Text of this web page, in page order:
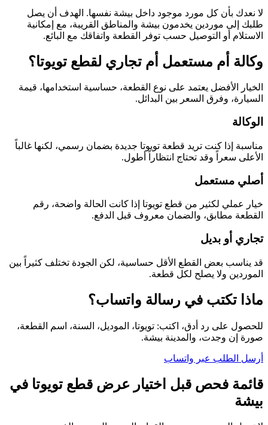
لا نعدك بأن كل مورد موجود داخل بيشة نفسها. الهدف أن يصل
طلبك إلى موردين يخدمون بيشة والمناطق القريبة، مع إمكانية
الاستلام أو التوصيل حسب توفر القطعة واتفاقك مع البائع.
وكالة أم مستعمل أم تجاري لقطع تويوتا؟
الخيار الأفضل يعتمد على نوع القطعة، حساسية استخدامها، قيمة
السيارة، وفرق السعر بين البدائل.
الوكالة
مناسبة إذا كنت تريد قطعة تويوتا جديدة بضمان رسمي، لكنها غالباً
الأعلى سعراً وقد تحتاج انتظاراً أطول.
أصلي مستعمل
خيار عملي لكثير من قطع تويوتا إذا كانت الحالة واضحة، رقم
القطعة مطابق، والضمان معروف قبل الدفع.
تجاري أو بديل
قد يناسب بعض القطع الأقل حساسية، لكن الجودة تختلف كثيراً بين
الموردين ولا يصلح لكل قطعة.
ماذا تكتب في رسالة واتساب؟
للحصول على رد أدق، اكتب: تويوتا، الموديل، السنة، اسم القطعة،
صورة إن وجدت، والمدينة بيشة.
أرسل الطلب عبر واتساب
قائمة فحص قبل اختيار عرض قطع تويوتا في
بيشة